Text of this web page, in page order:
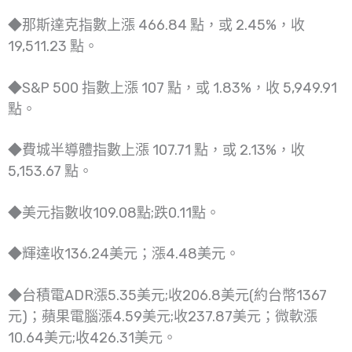
◆那斯達克指數上漲 466.84 點，或 2.45%，收
19,511.23 點。
◆S&P 500 指數上漲 107 點，或 1.83%，收 5,949.91
點。
◆費城半導體指數上漲 107.71 點，或 2.13%，收
5,153.67 點。
◆美元指數收109.08點;跌0.11點。
◆輝達收136.24美元；漲4.48美元。
◆台積電ADR漲5.35美元;收206.8美元(約台幣1367
元)；蘋果電腦漲4.59美元;收237.87美元；微軟漲
10.64美元;收426.31美元。